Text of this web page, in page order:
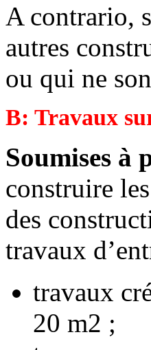
A contrario,
autres
ou qui ne
B: Travaux
Soumises à
construire
des
travaux
travaux
20 m2 ;